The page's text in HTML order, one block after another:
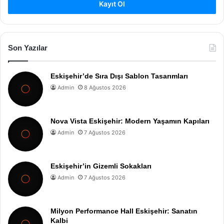
Kayıt Ol
Son Yazılar
Eskişehir’de Sıra Dışı Sablon Tasarımları
Admin 8 Ağustos 2026
Nova Vista Eskişehir: Modern Yaşamın Kapıları
Admin 7 Ağustos 2026
Eskişehir’in Gizemli Sokakları
Admin 7 Ağustos 2026
Milyon Performance Hall Eskişehir: Sanatın
Kalbi